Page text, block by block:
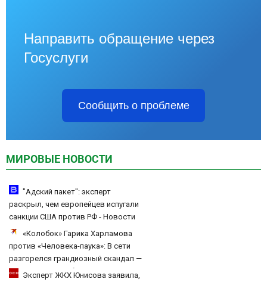
Направить обращение через
Госуслуги
Сообщить о проблеме
МИРОВЫЕ НОВОСТИ
"Адский пакет": эксперт
раскрыл, чем европейцев испугали
санкции США против РФ - Новости
на Вести.ru
«Колобок» Гарика Харламова
против «Человека-паука»: В сети
разгорелся грандиозный скандал —
а картина уже собрала почти 100
Эксперт ЖКХ Юнисова заявила,